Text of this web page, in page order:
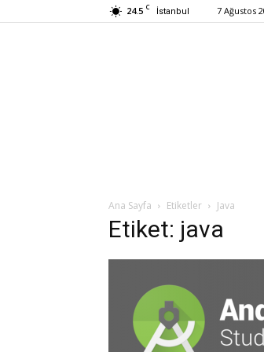
24.5 C İstanbul 7 Ağustos
Ana Sayfa Etiketler Java
Etiket: java